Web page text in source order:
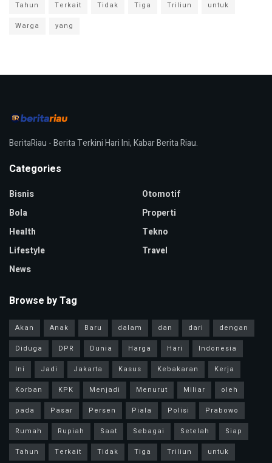
Tahun
Terkait Tidak Tiga Triliun
untuk
Warga
yang
BeritaRiau - Berita Terkini Hari Ini, Kabar Berita Riau.
Categories
Bisnis
Bola
Health
Lifestyle
News
Otomotif
Properti
Tekno
Travel
Browse by Tag
Akan Anak Baru dalam dan dari
dengan
Diduga
DPR Dunia Harga Hari
Indonesia
Ini
Jadi Jakarta Kasus Kebakaran
Kerja
Korban
KPK Menjadi Menurut Miliar
oleh
pada
Pasar Persen Piala Polisi
Prabowo
Rumah
Rupiah Saat Sebagai Setelah
Siap
Tahun
Terkait Tidak Tiga Triliun untuk